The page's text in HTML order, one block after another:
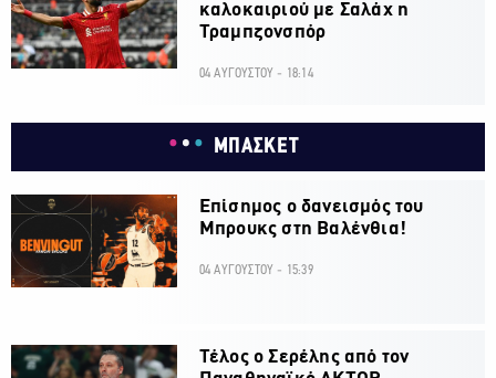
καλοκαιριού με Σαλάχ η
Τραμπζονσπόρ
04 ΑΥΓΟΥΣΤΟΥ - 18:14
ΜΠΑΣΚΕΤ
Επίσημος ο δανεισμός του
Μπρουκς στη Βαλένθια!
04 ΑΥΓΟΥΣΤΟΥ - 15:39
Τέλος ο Σερέλης από τον